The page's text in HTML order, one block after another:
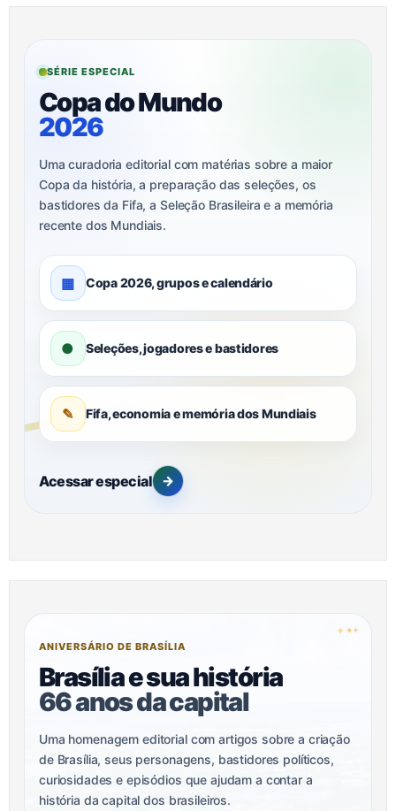
SÉRIE ESPECIAL
Copa do Mundo
2026
Uma curadoria editorial com matérias sobre a maior
Copa da história, a preparação das seleções, os
bastidores da Fifa, a Seleção Brasileira e a memória
recente dos Mundiais.
▦ Copa 2026, grupos e calendário
● Seleções, jogadores e bastidores
✎ Fifa, economia e memória dos Mundiais
Acessar especial →
✦ ✦✦
ANIVERSÁRIO DE BRASÍLIA
Brasília e sua história
66 anos da capital
Uma homenagem editorial com artigos sobre a criação
de Brasília, seus personagens, bastidores políticos,
curiosidades e episódios que ajudam a contar a
história da capital dos brasileiros.